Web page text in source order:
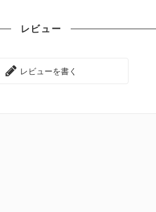
レビュー
レビューを書く